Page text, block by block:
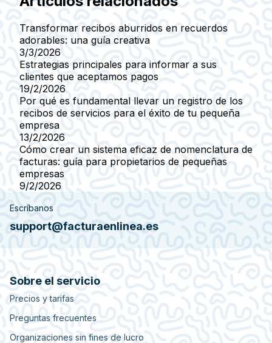
Transformar recibos aburridos en recuerdos
adorables: una guía creativa
3/3/2026
Estrategias principales para informar a sus
clientes que aceptamos pagos
19/2/2026
Por qué es fundamental llevar un registro de los
recibos de servicios para el éxito de tu pequeña
empresa
13/2/2026
Cómo crear un sistema eficaz de nomenclatura de
facturas: guía para propietarios de pequeñas
empresas
9/2/2026
Escríbanos
support@facturaenlinea.es
Sobre el servicio
Precios y tarifas
Preguntas frecuentes
Organizaciones sin fines de lucro